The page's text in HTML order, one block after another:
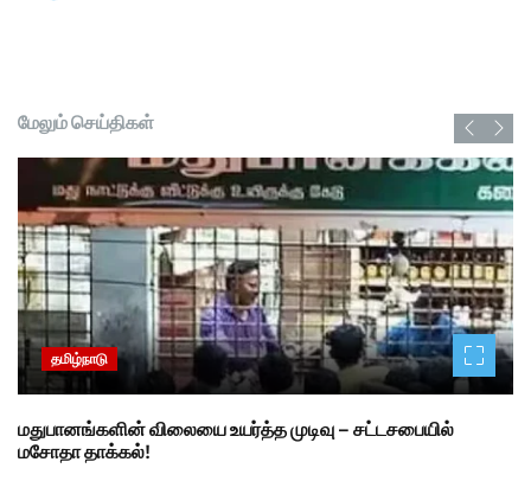
மேலும் செய்திகள்
தமிழ்நாடு
மதுபானங்களின் விலையை உயர்த்த முடிவு – சட்டசபையில்
மசோதா தாக்கல்!